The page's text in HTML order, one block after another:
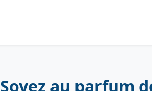
Soyez au parfum